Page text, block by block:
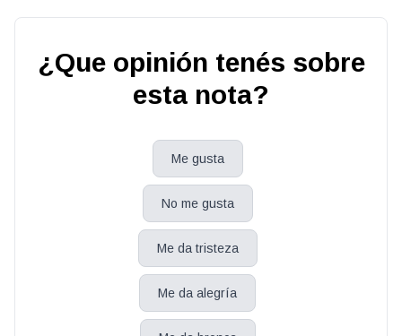
¿Que opinión tenés sobre
esta nota?
Me gusta
No me gusta
Me da tristeza
Me da alegría